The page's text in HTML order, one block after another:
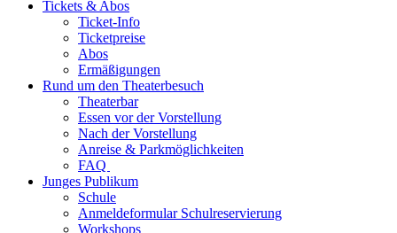
Tickets & Abos
Ticket-Info
Ticketpreise
Abos
Ermäßigungen
Rund um den Theaterbesuch
Theaterbar
Essen vor der Vorstellung
Nach der Vorstellung
Anreise & Parkmöglichkeiten
FAQ
Junges Publikum
Schule
Anmeldeformular Schulreservierung
Workshops